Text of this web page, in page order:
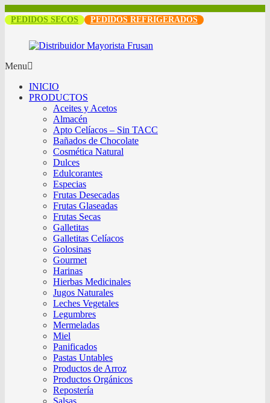
PEDIDOS SECOS PEDIDOS REFRIGERADOS
Menu
INICIO
PRODUCTOS
Aceites y Acetos
Almacén
Apto Celíacos – Sin TACC
Bañados de Chocolate
Cosmética Natural
Dulces
Edulcorantes
Especias
Frutas Desecadas
Frutas Glaseadas
Frutas Secas
Galletitas
Galletitas Celíacos
Golosinas
Gourmet
Harinas
Hierbas Medicinales
Jugos Naturales
Leches Vegetales
Legumbres
Mermeladas
Miel
Panificados
Pastas Untables
Productos de Arroz
Productos Orgánicos
Repostería
Salsas